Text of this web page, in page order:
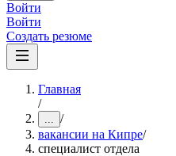
Войти
Войти
Создать резюме
Главная
/
... /
вакансии на Кипре/
специалист отдела